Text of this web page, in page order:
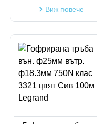
Виж повече